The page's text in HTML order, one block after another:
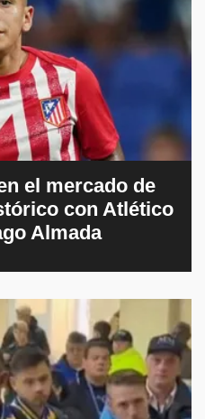
el mercado de
con Atlético
Almada